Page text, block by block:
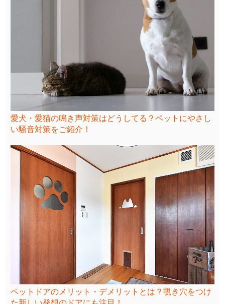
愛犬・愛猫の鳴き声対策はどうしてる？ペットにやさし
い騒音対策をご紹介！
ペットドアのメリット・デメリットとは？覗き穴をつけ